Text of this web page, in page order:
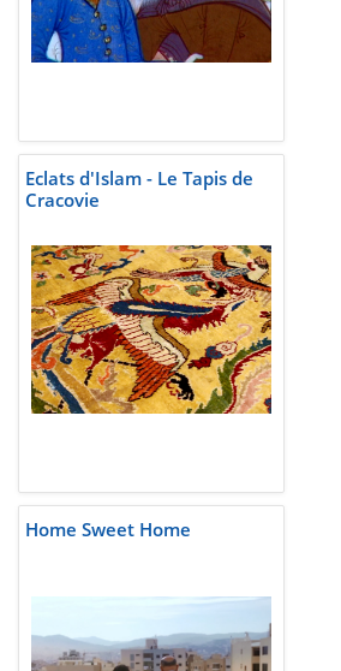
Eclats d'Islam - Le Tapis de
Cracovie
Home Sweet Home